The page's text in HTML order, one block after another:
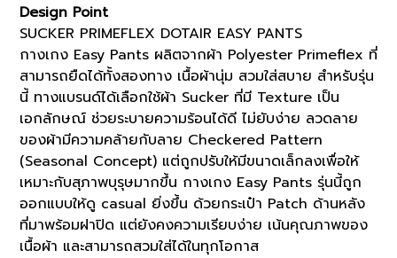
Design Point
SUCKER PRIMEFLEX DOTAIR EASY PANTS
กางเกง Easy Pants ผลิตจากผ้า Polyester Primeflex ที่
สามารถยืดได้ทั้งสองทาง เนื้อผ้านุ่ม สวมใส่สบาย สำหรับรุ่น
นี้ ทางแบรนด์ได้เลือกใช้ผ้า Sucker ที่มี Texture เป็น
เอกลักษณ์ ช่วยระบายความร้อนได้ดี ไม่ยับง่าย ลวดลาย
ของผ้ามีความคล้ายกับลาย Checkered Pattern
(Seasonal Concept) แต่ถูกปรับให้มีขนาดเล็กลงเพื่อให้
เหมาะกับสุภาพบุรุษมากขึ้น กางเกง Easy Pants รุ่นนี้ถูก
ออกแบบให้ดู casual ยิ่งขึ้น ด้วยกระเป๋า Patch ด้านหลัง
ที่มาพร้อมฝาปิด แต่ยังคงความเรียบง่าย เน้นคุณภาพของ
เนื้อผ้า และสามารถสวมใส่ได้ในทุกโอกาส